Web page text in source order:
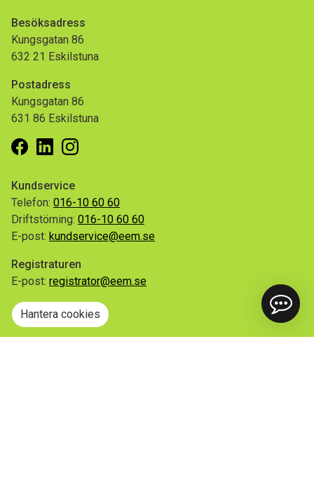
Besöksadress
Kungsgatan 86
632 21 Eskilstuna
Postadress
Kungsgatan 86
631 86 Eskilstuna
Facebook
LinkedinInstagram
Kundservice
Telefon: 016-10 60 60
Driftstörning: 016-10 60 60
E-post: kundservice@eem.se
Registraturen
E-post: registrator@eem.se
Hantera cookies